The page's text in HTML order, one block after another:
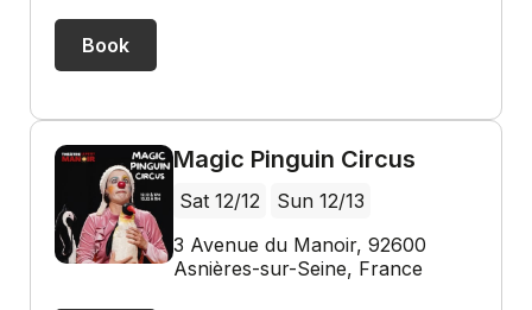
Book
Magic Pinguin Circus
Sat 12/12
Sun 12/13
3 Avenue du Manoir, 92600
Asnières-sur-Seine, France